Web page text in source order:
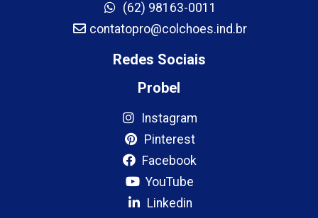
(62) 98163-0011
contatopro@colchoes.ind.br
Redes Sociais
Probel
Instagram
Pinterest
Facebook
YouTube
Linkedin